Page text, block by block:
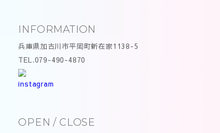
INFORMATION
兵庫県加古川市平岡町新在家1138-5
TEL.079-490-4870
OPEN / CLOSE